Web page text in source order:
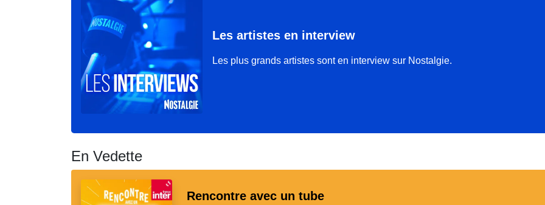
Les artistes en interview
Les plus grands artistes sont en interview sur Nostalgie.
En Vedette
Rencontre avec un tube